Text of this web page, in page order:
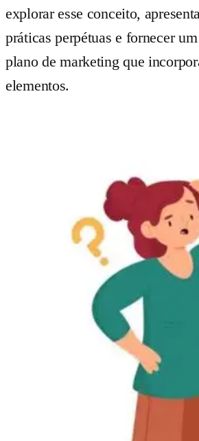
explorar esse conceito,
práticas perpétuas e fornecer
plano de marketing que
elementos.